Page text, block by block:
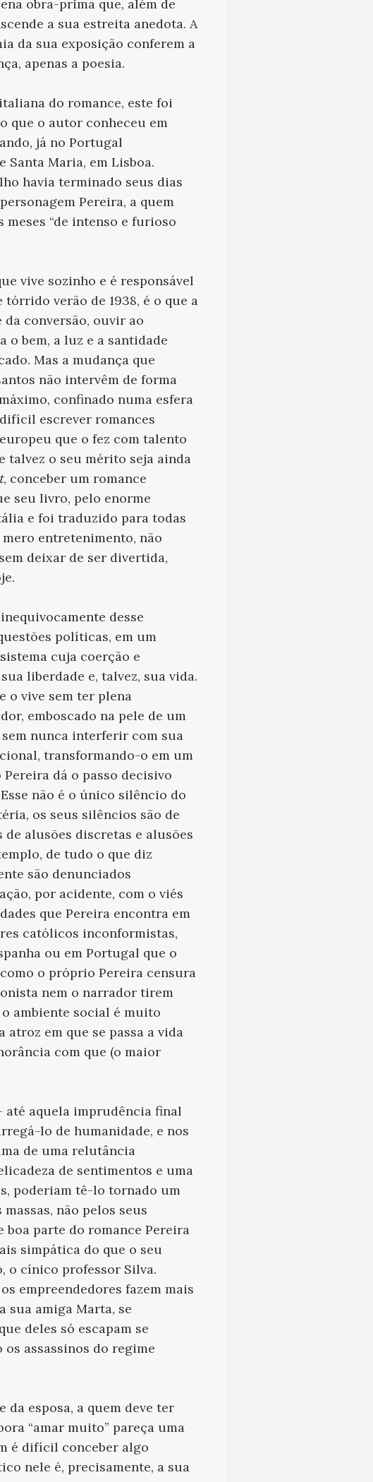
obra-prima que, além de
a sua estreita anedota. A
da sua exposição conferem a
apenas a poesia.
do romance, este foi
que o autor conheceu em
já no Portugal
Maria, em Lisboa.
havia terminado seus dias
Pereira, a quem
“de intenso e furioso
vive sozinho e é responsável
verão de 1938, é o que a
conversão, ouvir ao
bem, a luz e a santidade
Mas a mudança que
não intervêm de forma
confinado numa esfera
escrever romances
que o fez com talento
talvez o seu mérito seja ainda
, conceber um romance
seu livro, pelo enorme
e foi traduzido para todas
entretenimento, não
deixar de ser divertida,
desse
políticas, em um
cuja coerção e
liberdade e, talvez, sua vida.
o vive sem ter plena
emboscado na pele de um
nunca interferir com sua
transformando-o em um
dá o passo decisivo
não é o único silêncio do
os seus silêncios são de
alusões discretas e alusões
de tudo o que diz
são denunciados
por acidente, com o viés
que Pereira encontra em
católicos inconformistas,
ou em Portugal que o
o próprio Pereira censura
nem o narrador tirem
ambiente social é muito
em que se passa a vida
com que (o maior
até aquela imprudência final
lo de humanidade, e nos
de uma relutância
de sentimentos e uma
poderiam tê-lo tornado um
não pelos seus
boa parte do romance Pereira
simpática do que o seu
o cínico professor Silva.
empreendedores fazem mais
sua amiga Marta, se
deles só escapam se
assassinos do regime
esposa, a quem deve ter
“amar muito” pareça uma
é difícil conceber algo
nele é, precisamente, a sua